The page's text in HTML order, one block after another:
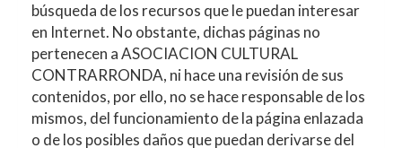
búsqueda de los recursos que le puedan interesar
en Internet. No obstante, dichas páginas no
pertenecen aASOCIACION CULTURAL
CONTRARRONDA, ni hace una revisión de sus
contenidos, por ello, no se hace responsable de los
mismos, del funcionamiento de la página enlazada
o de los posibles daños que puedan derivarse del